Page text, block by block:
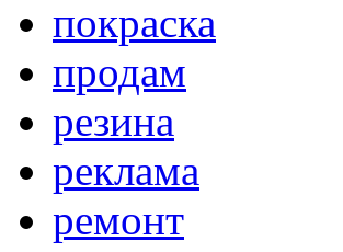
покраска
продам
резина
реклама
ремонт